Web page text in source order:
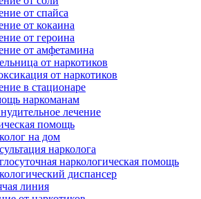
от спайса
от кокаина
от героина
от амфетамина
от наркотиков
от наркотиков
в стационаре
наркоманам
лечение
помощь
на дом
нарколога
наркологическая помощь
диспансер
линия